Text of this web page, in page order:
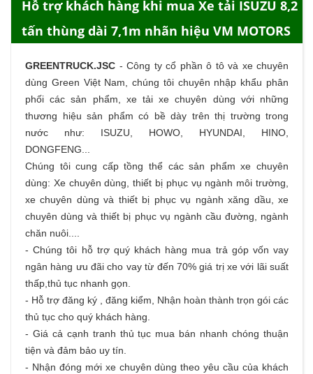
Hỗ trợ khách hàng khi mua Xe tải ISUZU 8,2
tấn thùng dài 7,1m nhãn hiệu VM MOTORS
GREENTRUCK.JSC - Công ty cổ phần ô tô và xe chuyên
dùng Green Việt Nam, chúng tôi chuyên nhập khẩu phân
phối các sản phẩm, xe tải xe chuyên dùng với những
thương hiệu sản phẩm có bề dày trên thị trường trong
nước như: ISUZU, HOWO, HYUNDAI, HINO,
DONGFENG...
Chúng tôi cung cấp tồng thể các sản phẩmxe chuyên
dùng: Xe chuyên dùng, thiết bị phục vụ ngành môi trường,
xe chuyên dùng và thiết bị phục vụ ngành xăng dầu, xe
chuyên dùng và thiết bị phục vụ ngành cầu đường, ngành
chăn nuôi....
- Chúng tôi hỗ trợ quý khách hàng mua trả gópvốn vay
ngân hàng ưu đãi cho vay từ đến 70% giá trị xe với lãi suất
thấp,thủ tục nhanh gọn.
- Hỗ trợ đăng ký , đăng kiểm, Nhận hoàn thành trọn gói các
thủ tục cho quý khách hàng.
- Giá cả cạnh tranh thủ tục mua bán nhanh chóng thuận
tiện và đảm bảo uy tín.
- Nhận đóng mới xe chuyên dùng theo yêu cầu của khách